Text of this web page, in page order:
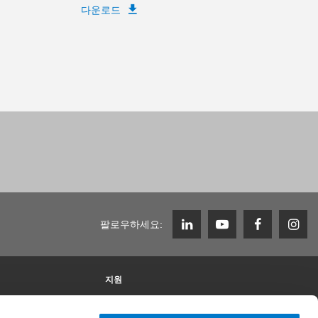
다운로드
팔로우하세요:
지원
Zimmer Group에서의 근무
채용 정보